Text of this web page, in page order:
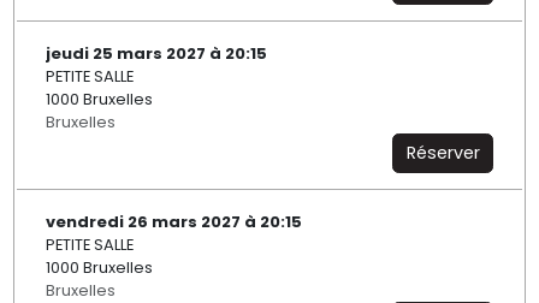
jeudi 25 mars 2027 à 20:15
PETITE SALLE
1000 Bruxelles
Bruxelles
Réserver
vendredi 26 mars 2027 à 20:15
PETITE SALLE
1000 Bruxelles
Bruxelles